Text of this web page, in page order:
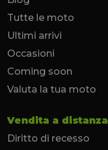
Tutte le moto
Ultimi arrivi
Occasioni
Coming soon
Valuta la tua moto
Vendita a distanza
Diritto di recesso